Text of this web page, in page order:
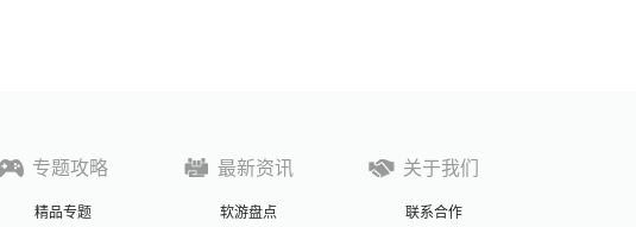
专题攻略
精品专题
最新资讯
软游盘点
关于我们
联系合作